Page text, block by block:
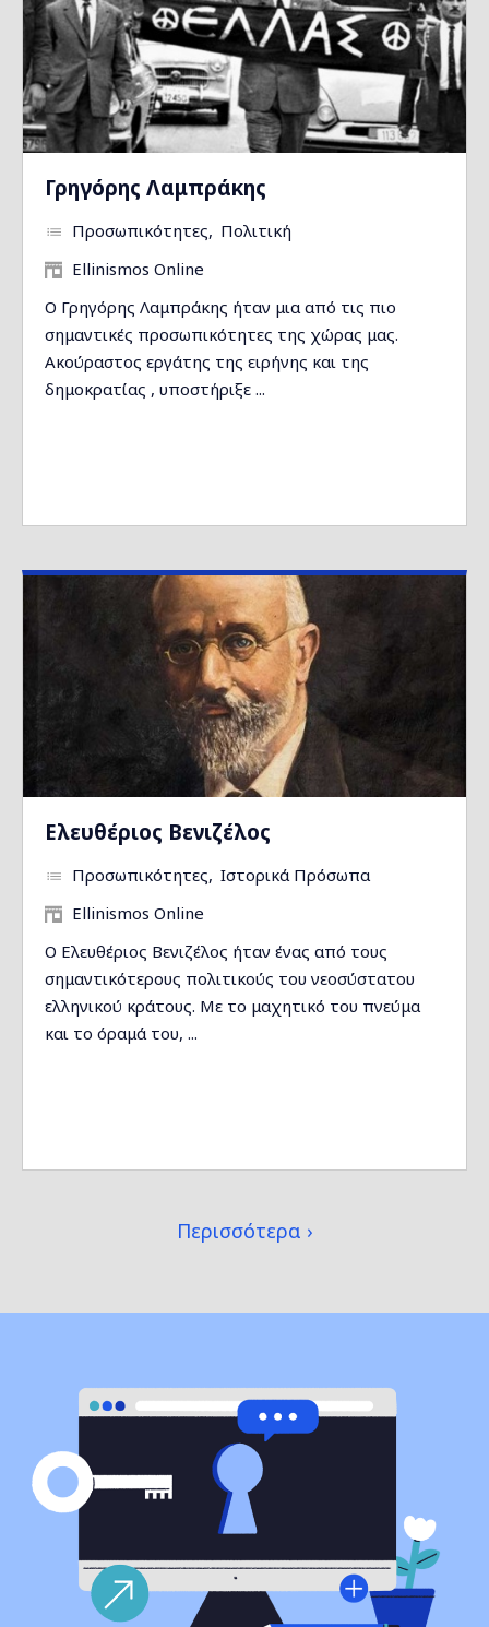
Γρηγόρης Λαμπράκης
Προσωπικότητες
Πολιτική
Ellinismos Online
Ο Γρηγόρης Λαμπράκης ήταν μια από τις πιο
σημαντικές προσωπικότητες της χώρας μας.
Ακούραστος εργάτης της ειρήνης και της
δημοκρατίας , υποστήριξε ...
Ελευθέριος Βενιζέλος
Προσωπικότητες Ιστορικά Πρόσωπα
Ellinismos Online
Ο Ελευθέριος Βενιζέλος ήταν ένας από τους
σημαντικότερους πολιτικούς του νεοσύστατου
ελληνικού κράτους. Με το μαχητικό του πνεύμα
και το όραμά του, ...
Περισσότερα